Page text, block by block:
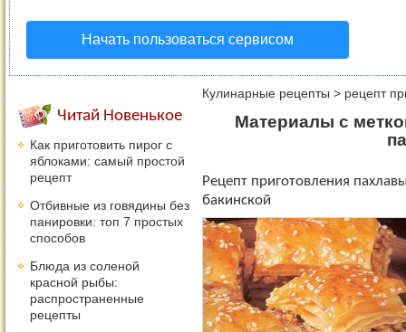
Начать пользоваться сервисом
Кулинарные рецепты > рецепт
Материалы с
Рецепт приготовления
бакинской
Читай Новенькое
Как приготовить пирог с
яблоками: самый простой
рецепт
Отбивные из говядины без
панировки: топ 7 простых
способов
Блюда из соленой
красной рыбы:
распространенные
рецепты